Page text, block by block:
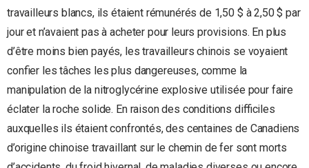
travailleurs blancs, ils étaient rémunérés de 1,50 $ à 2,50 $ par
jour et n’avaient pas à acheter pour leurs provisions. En plus
d’être moins bien payés, les travailleurs chinois se voyaient
confier les tâches les plus dangereuses, comme la
manipulation de la nitroglycérine explosive utilisée pour faire
éclater la roche solide. En raison des conditions difficiles
auxquelles ils étaient confrontés, des centaines de Canadiens
d’origine chinoise travaillant sur le chemin de fer sont morts